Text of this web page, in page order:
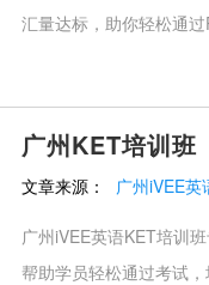
汇量达标，助你轻松通
广州KET培训班
文章来源： 广州iVEE英
广州iVEE英语KET培训
帮助学员轻松通过考试